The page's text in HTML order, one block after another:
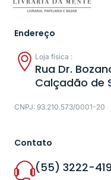
Endereço
Loja física :
Rua Dr.
Calçadão de
CNPJ: 93.210.573/0001-20
Contato
(55) 3222-